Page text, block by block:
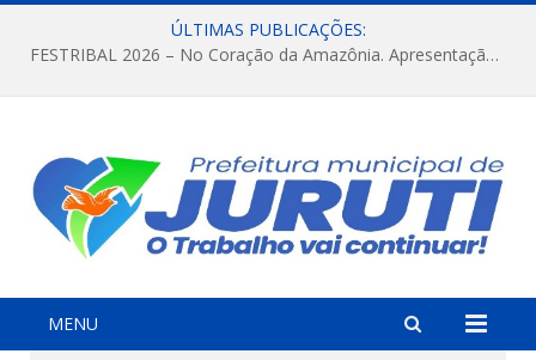
ÚLTIMAS PUBLICAÇÕES:
FESTRIBAL 2026 – No Coração da Amazônia. Apresentação da Munduruku.
MENU